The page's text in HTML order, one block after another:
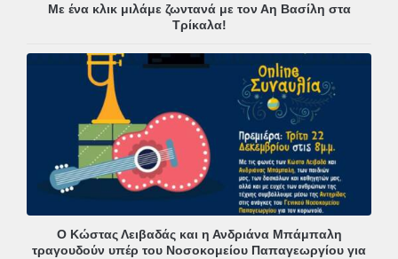
Με ένα κλικ μιλάμε ζωντανά με τον Αη Βασίλη στα
Τρίκαλα!
Ο Κώστας Λειβαδάς και η Ανδριάνα Μπάμπαλη
τραγουδούν υπέρ του Νοσοκομείου Παπαγεωργίου για